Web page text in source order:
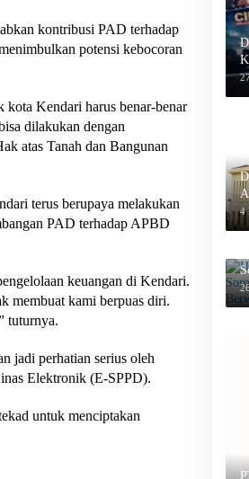
kontribusi PAD terhadap
potensi kebocoran
kota Kendari harus benar-benar
dilakukan dengan
atas Tanah dan Bangunan
terus berupaya melakukan
PAD terhadap APBD
keuangan di Kendari.
membuat kami berpuas diri.
tuturnya.
jadi perhatian serius oleh
Elektronik (E-SPPD).
untuk menciptakan
4